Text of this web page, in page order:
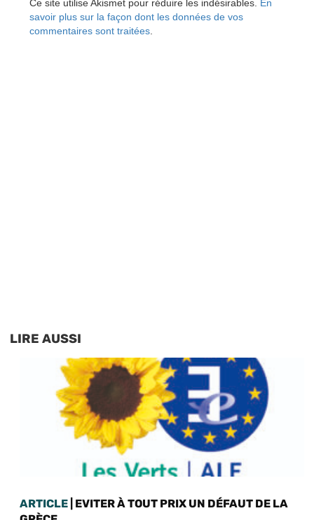
Ce site utilise Akismet pour réduire les indésirables. En
savoir plus sur la façon dont les données de vos
commentaires sont traitées
LIRE AUSSI
ARTICLE | EVITER À TOUT PRIX UN DÉFAUT DE LA